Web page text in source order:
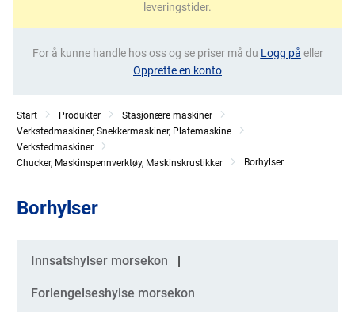
leveringstider.
For å kunne handle hos oss og se priser må du Logg på eller
Opprette en konto
Start Produkter
Stasjonære maskiner
Verkstedmaskiner, Snekkermaskiner, Platemaskine
Verkstedmaskiner
Chucker, Maskinspennverktøy, Maskinskrustikker
Borhylser
Borhylser
Kategorier
Innsatshylser morsekon
Forlengelseshylse morsekon